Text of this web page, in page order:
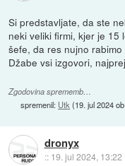
Si predstavljate, da ste
neki veliki firmi, kjer je
šefe, da res nujno
Džabe vsi izgovori,
Zgodovina sprememb…
spremenil: Utk (19. jul 2024
dronyx
:: 19. jul 2024, 13:22